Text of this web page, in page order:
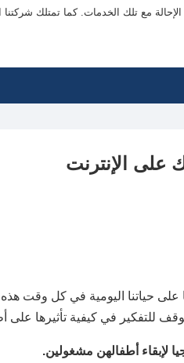
مع تلك الخدمات. كما تمتلك
على الإنترنت
حياتنا اليومية في كل وقت هذه
للتفكير في كيفية تأثيرها على